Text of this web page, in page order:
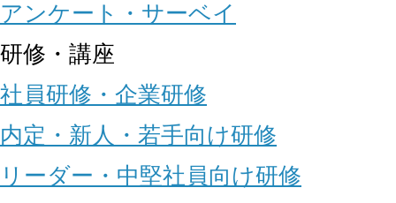
アンケート・サーベイ
研修・講座
社員研修・企業研修
内定・新人・若手向け研修
リーダー・中堅社員向け研修